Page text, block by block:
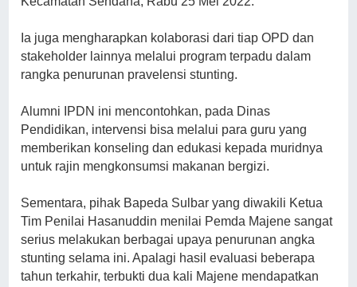
Ia juga mengharapkan kolaborasi dari tiap OPD dan
stakeholder lainnya melalui program terpadu dalam
rangka penurunan pravelensi stunting.
Alumni IPDN ini mencontohkan, pada Dinas
Pendidikan, intervensi bisa melalui para guru yang
memberikan konseling dan edukasi kepada muridnya
untuk rajin mengkonsumsi makanan bergizi.
Sementara, pihak Bapeda Sulbar yang diwakili Ketua
Tim Penilai Hasanuddin menilai Pemda Majene sangat
serius melakukan berbagai upaya penurunan angka
stunting selama ini. Apalagi hasil evaluasi beberapa
tahun terkahir, terbukti dua kali Majene mendapatkan